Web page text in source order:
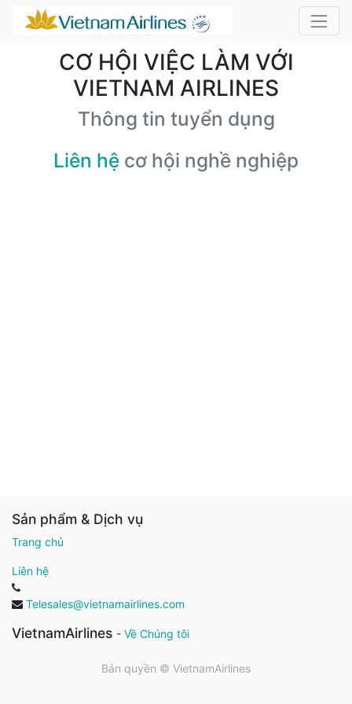
CƠ HỘI VIỆC LÀM VỚI
VIETNAM AIRLINES
Thông tin tuyển dụng
Liên hệ cơ hội nghề nghiệp
Sản phẩm & Dịch vụ
Trang chủ
Liên hệ
Telesales@vietnamairlines.com
VietnamAirlines - Về Chúng tôi
Bản quyền © VietnamAirlines